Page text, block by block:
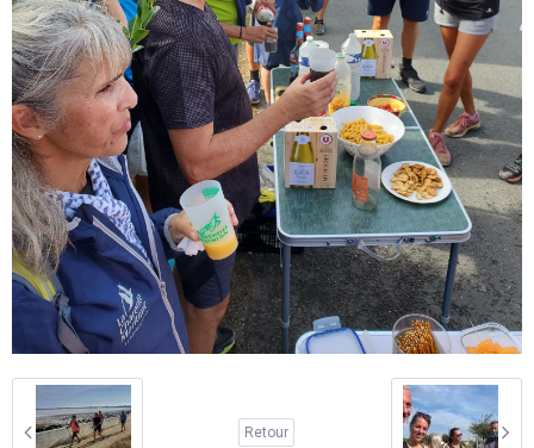
Retour